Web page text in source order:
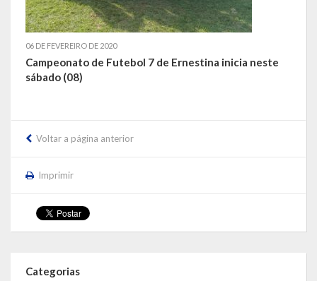
06 DE FEVEREIRO DE 2020
Campeonato de Futebol 7 de Ernestina inicia neste
sábado (08)
Voltar a página anterior
Imprimir
Categorias